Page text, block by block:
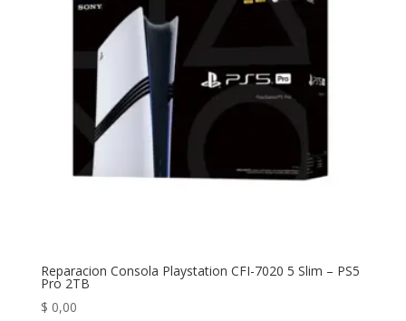
Reparacion Consola Playstation CFI-7020 5 Slim – PS5
Pro 2TB
$ 0,00